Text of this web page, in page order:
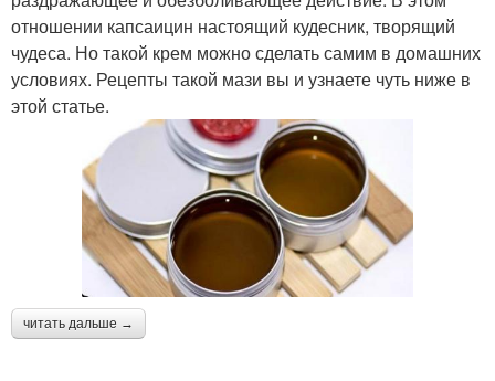
отношении капсаицин настоящий кудесник, творящий
чудеса. Но такой крем можно сделать самим в домашних
условиях. Рецепты такой мази вы и узнаете чуть ниже в
этой статье.
читать дальше →